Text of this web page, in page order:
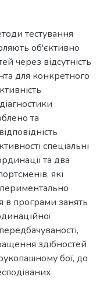
тестування
об'єктивно
через відсутність
для конкретного
та
спеціальні
та два
які
в програми занять
здібностей
бої, до